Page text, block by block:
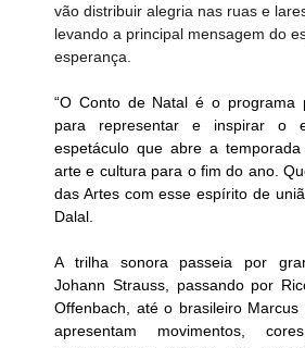
vão distribuir alegria nas ruas e
levando a principal mensagem do
esperança.
“O Conto de Natal é o programa
para representar e inspirar o
espetáculo que abre a
arte e cultura para o fim do ano.
das Artes com esse espírito de
Dalal.
A trilha sonora passeia por
Johann Strauss, passando por
Offenbach, até o brasileiro Marcus
apresentam movimentos,